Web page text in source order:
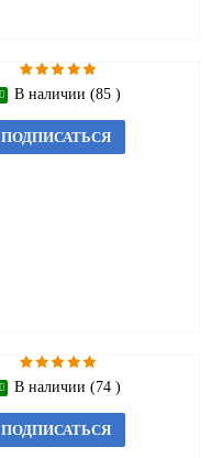
В наличии (85 )
ПОДПИСАТЬСЯ
В наличии (74 )
ПОДПИСАТЬСЯ